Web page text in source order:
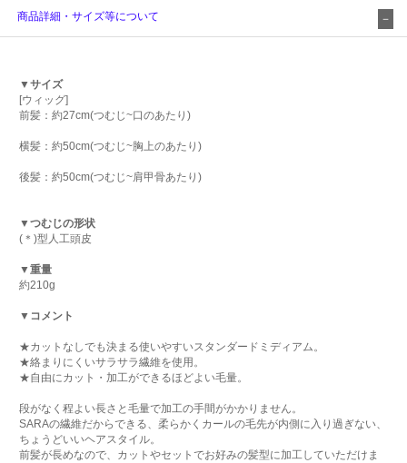
商品詳細・サイズ等について
▼サイズ
[ウィッグ]
前髪：約27cm(つむじ~口のあたり)
横髪：約50cm(つむじ~胸上のあたり)
後髪：約50cm(つむじ~肩甲骨あたり)
▼つむじの形状
(＊)型人工頭皮
▼重量
約210g
▼コメント
★カットなしでも決まる使いやすいスタンダードミディアム。
★絡まりにくいサラサラ繊維を使用。
★自由にカット・加工ができるほどよい毛量。
段がなく程よい長さと毛量で加工の手間がかかりません。
SARAの繊維だからできる、柔らかくカールの毛先が内側に入り過ぎない、
ちょうどいいヘアスタイル。
前髪が長めなので、カットやセットでお好みの髪型に加工していただけま